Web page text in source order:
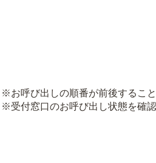
※お呼び出しの順番が前後するこ
※受付窓口のお呼び出し状態を確認